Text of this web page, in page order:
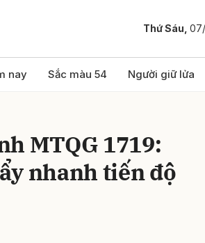
Thứ Sáu,
nay Sắc màu 54 Người giữ lửa
MTQG 1719:
nhanh tiến độ